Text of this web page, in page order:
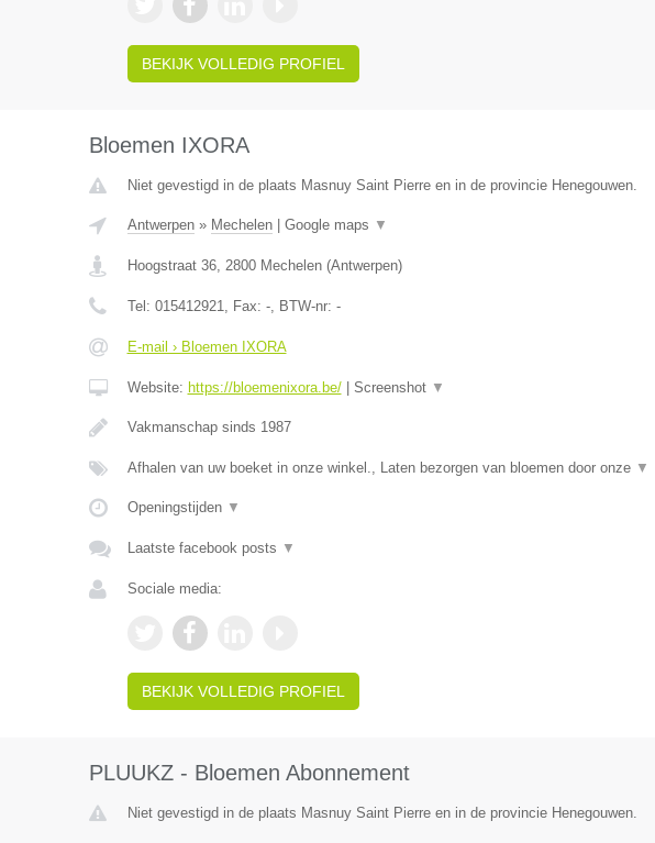
BEKIJK VOLLEDIG PROFIEL
Bloemen IXORA
Niet gevestigd in de plaats Masnuy Saint Pierre en in de provincie Henegouwen.
Antwerpen» Mechelen| Google maps ▼
Hoogstraat 36, 2800 Mechelen(Antwerpen)
Tel: 015412921, Fax: -, BTW-nr: -
E-mail › Bloemen IXORA
Website: https://bloemenixora.be/| Screenshot ▼
Vakmanschap sinds 1987
Afhalen van uw boeket in onze winkel., Laten bezorgen van bloemen door onze ▼
Openingstijden ▼
Laatste facebook posts ▼
Sociale media:
BEKIJK VOLLEDIG PROFIEL
PLUUKZ - Bloemen Abonnement
Niet gevestigd in de plaats Masnuy Saint Pierre en in de provincie Henegouwen.